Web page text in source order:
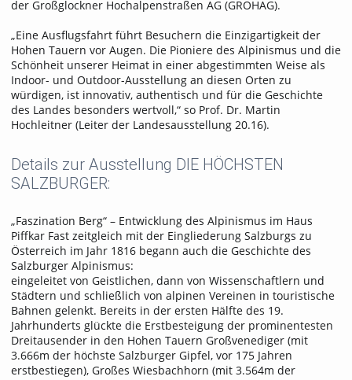
der Großglockner Hochalpenstraßen AG (GROHAG).
„Eine Ausflugsfahrt führt Besuchern die Einzigartigkeit der
Hohen Tauern vor Augen. Die Pioniere des Alpinismus und die
Schönheit unserer Heimat in einer abgestimmten Weise als
Indoor- und Outdoor-Ausstellung an diesen Orten zu
würdigen, ist innovativ, authentisch und für die Geschichte
des Landes besonders wertvoll,“ so Prof. Dr. Martin
Hochleitner (Leiter der Landesausstellung 20.16).
Details zur Ausstellung DIE HÖCHSTEN
SALZBURGER:
„Faszination Berg“ – Entwicklung des Alpinismus im Haus
Piffkar Fast zeitgleich mit der Eingliederung Salzburgs zu
Österreich im Jahr 1816 begann auch die Geschichte des
Salzburger Alpinismus:
eingeleitet von Geistlichen, dann von Wissenschaftlern und
Städtern und schließlich von alpinen Vereinen in touristische
Bahnen gelenkt. Bereits in der ersten Hälfte des 19.
Jahrhunderts glückte die Erstbesteigung der prominentesten
Dreitausender in den Hohen Tauern Großvenediger (mit
3.666m der höchste Salzburger Gipfel, vor 175 Jahren
erstbestiegen), Großes Wiesbachhorn (mit 3.564m der